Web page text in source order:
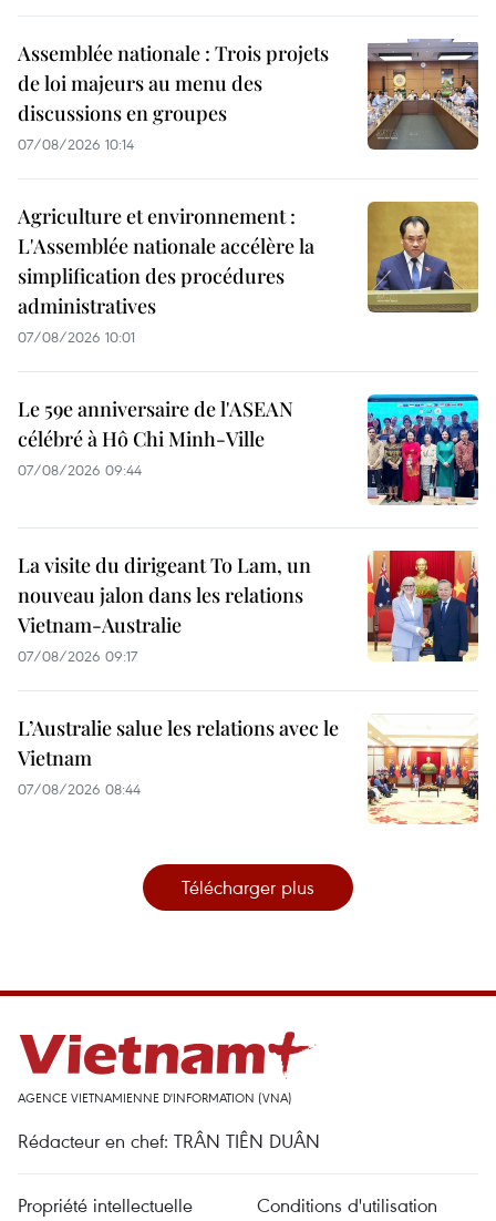
Assemblée nationale : Trois projets
de loi majeurs au menu des
discussions en groupes
07/08/2026 10:14
Agriculture et environnement :
L'Assemblée nationale accélère la
simplification des procédures
administratives
07/08/2026 10:01
Le 59e anniversaire de l'ASEAN
célébré à Hô Chi Minh-Ville
07/08/2026 09:44
La visite du dirigeant To Lam, un
nouveau jalon dans les relations
Vietnam-Australie
07/08/2026 09:17
L’Australie salue les relations avec le
Vietnam
07/08/2026 08:44
Télécharger plus
AGENCE VIETNAMIENNE D'INFORMATION (VNA)
Rédacteur en chef: TRÂN TIÊN DUÂN
Propriété intellectuelle Conditions d'utilisation